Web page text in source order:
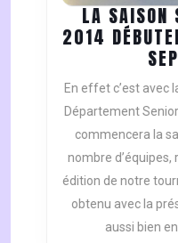
LA SAISON
2014
En effet c’est avec
Département
commencera la
nombre
édition de notre
obtenu avec la
aussi bien en